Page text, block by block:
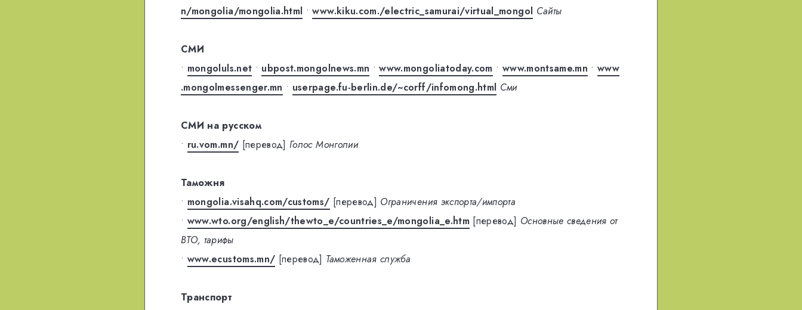
n/mongolia/mongolia.html •www.kiku.com./electric_samurai/virtual_mongol Сайты
СМИ
• mongoluls.net • ubpost.mongolnews.mn •www.mongoliatoday.com • www.montsame.mn •www
.mongolmessenger.mn • userpage.fu-berlin.de/~corff/infomong.html Сми
СМИ на русском
• ru.vom.mn/ [перевод] Голос Монголии
Таможня
• mongolia.visahq.com/customs/ [перевод] Ограничения экспорта/импорта
• www.wto.org/english/thewto_e/countries_e/mongolia_e.htm [перевод] Основные сведения от
ВТО, тарифы
• www.ecustoms.mn/ [перевод] Таможенная служба
Транспорт